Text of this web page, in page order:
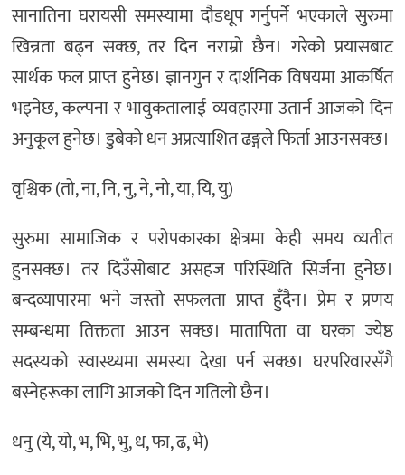
सानातिना घरायसी समस्यामा दौडधूप गर्नुपर्ने भएकाले सुरुमा
खिन्नता बढ्न सक्छ, तर दिन नराम्रो छैन। गरेको प्रयासबाट
सार्थक फल प्राप्त हुनेछ। ज्ञानगुन र दार्शनिक विषयमा आकर्षित
भइनेछ, कल्पना र भावुकतालाई व्यवहारमा उतार्न आजको दिन
अनुकूल हुनेछ। डुबेको धन अप्रत्याशित ढङ्गले फिर्ता आउनसक्छ।
वृश्चिक (तो, ना, नि, नु, ने, नो, या, यि, यु)
सुरुमा सामाजिक र परोपकारका क्षेत्रमा केही समय व्यतीत
हुनसक्छ। तर दिउँसोबाट असहज परिस्थिति सिर्जना हुनेछ।
बन्दव्यापारमा भने जस्तो सफलता प्राप्त हुँदैन। प्रेम र प्रणय
सम्बन्धमा तिक्तता आउन सक्छ। मातापिता वा घरका ज्येष्ठ
सदस्यको स्वास्थ्यमा समस्या देखा पर्न सक्छ। घरपरिवारसँगै
बस्नेहरूका लागि आजको दिन गतिलो छैन।
धनु (ये, यो, भ, भि, भु, ध, फा, ढ, भे)